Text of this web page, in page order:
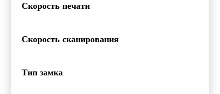
Скорость печати
Скорость сканирования
Тип замка